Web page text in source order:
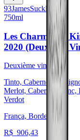
93JamesSuckling
750ml
Les Charmes de
2020 (Deuxième
Deuxième vin
Tinto, Cabernet
Merlot, Cabernet Franc,
Verdot
França, Bordeaux
R$ 906,43